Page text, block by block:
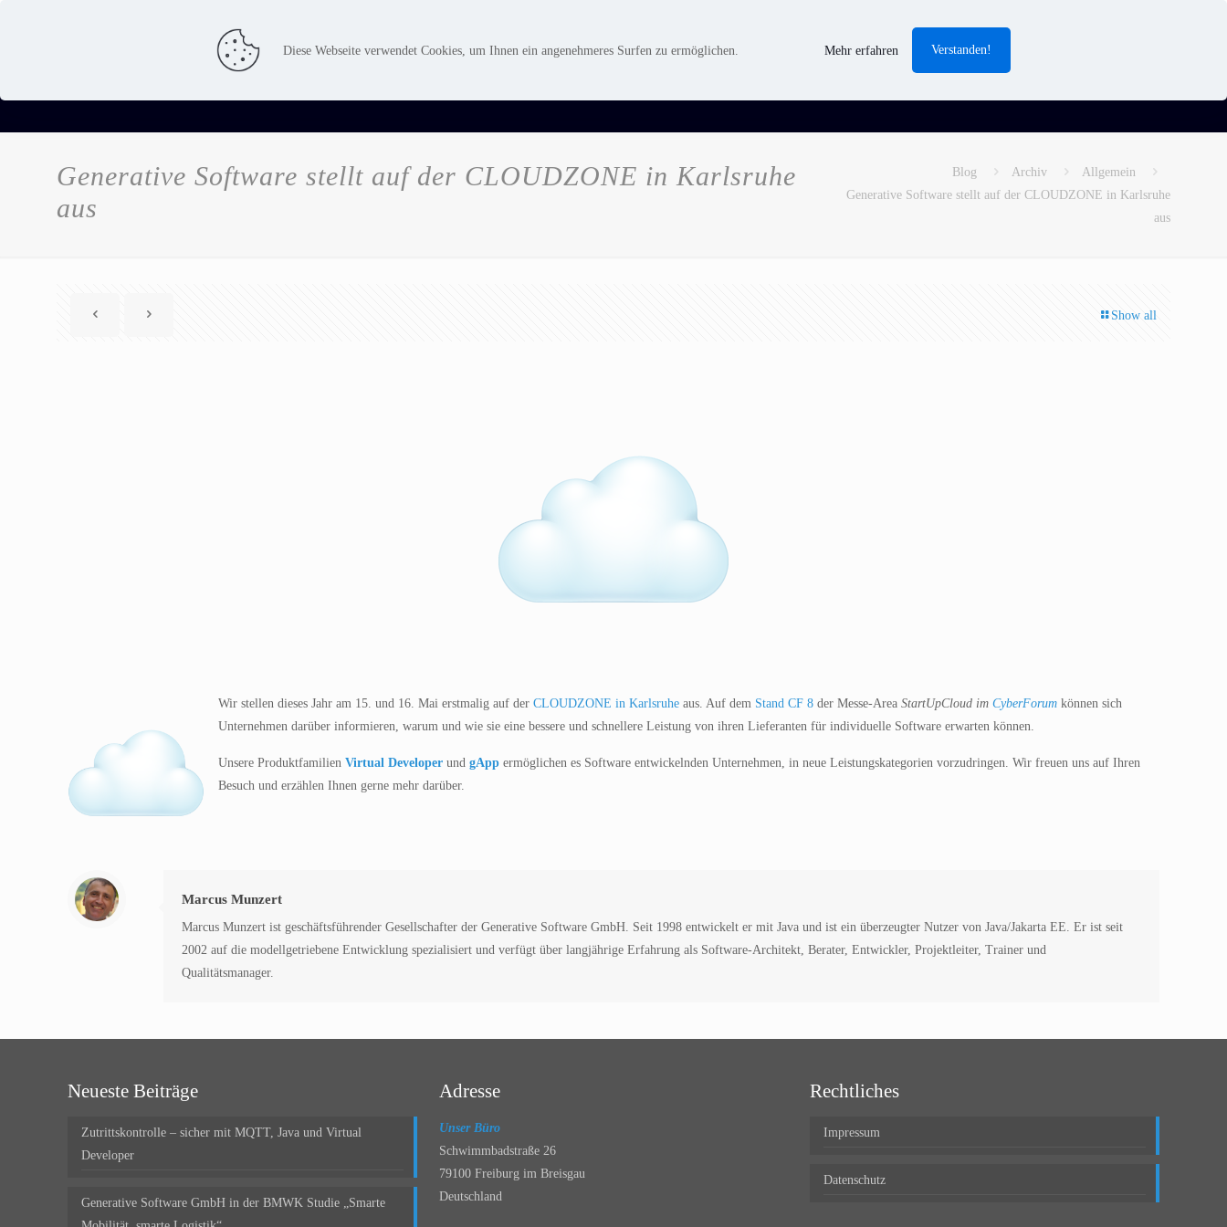
Dienstleistung
Generative Software stellt auf der CLOUDZONE in Karlsruhe
aus
Blog Archiv
Allgemein
Generative Software stellt auf der CLOUDZONE in Karlsruhe
aus
Show all
Wir stellen dieses Jahr am 15. und 16. Mai erstmalig auf derCLOUDZONE in Karlsruhe aus. Auf dem Stand CF 8 der Messe-AreaStartUpCloud imCyberForum können sich
Unternehmen darüber informieren, warum und wie sie eine bessere und schnellere Leistung von ihren Lieferanten für individuelle Software erwarten können.
Unsere ProduktfamilienVirtual Developer undgApp ermöglichen es Software entwickelnden Unternehmen, in neue Leistungskategorien vorzudringen. Wir freuen uns auf Ihren
Besuch und erzählen Ihnen gerne mehr darüber.
Marcus Munzert
Marcus Munzert ist geschäftsführender Gesellschafter der Generative Software GmbH. Seit 1998 entwickelt er mit Java und ist ein überzeugter Nutzer von Java/Jakarta EE. Er ist seit
2002 auf die modellgetriebene Entwicklung spezialisiert und verfügt über langjährige Erfahrung als Software-Architekt, Berater, Entwickler, Projektleiter, Trainer und
Qualitätsmanager.
Neueste Beiträge
Zutrittskontrolle – sicher mit MQTT, Java und Virtual
Developer
Generative Software GmbH in der BMWK Studie „Smarte
Adresse
Unser Büro
Schwimmbadstraße 26
79100 Freiburg im Breisgau
Deutschland
Rechtliches
Impressum
Datenschutz
Diese Webseite verwendet Cookies, um Ihnen ein angenehmeres Surfen zu ermöglichen. Mehr erfahren Verstanden!